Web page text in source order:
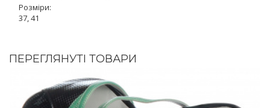
Розміри:
37, 41
ПЕРЕГЛЯНУТІ ТОВАРИ